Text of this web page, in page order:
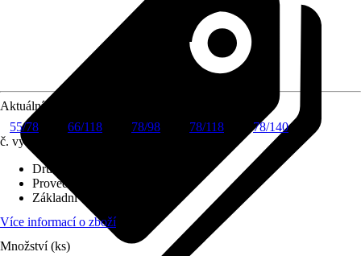
Aktuální velikost okna
55/78
66/118 78/98 78/118
78/140
č. výrobku
Druh výrobku
Provedení
Základní barva
Více informací o zboží
Množství (ks)